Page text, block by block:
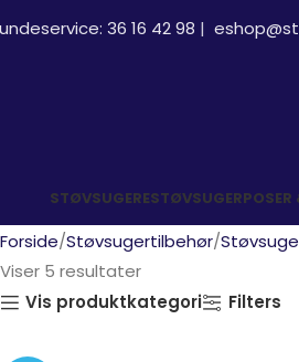
36 16 42 98 |
STØVSUGERESTØVSUGERPOSER
Forside Støvsugertilbehør
Viser 5 resultater
Vis produktkategori
Filters